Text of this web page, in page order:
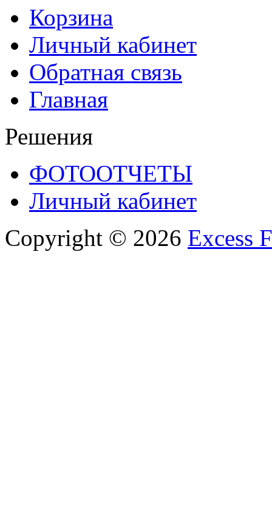
Корзина
Личный кабинет
Обратная связь
Главная
Решения
ФОТООТЧЕТЫ
Личный кабинет
Copyright © 2026 Excess